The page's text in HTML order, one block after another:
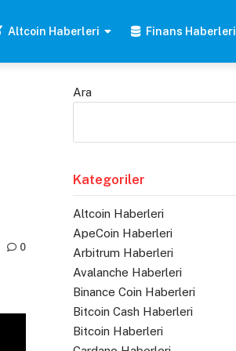
Altcoin Haberleri Finans Haberleri
0
Ara
Kategoriler
Altcoin Haberleri
ApeCoin Haberleri
Arbitrum Haberleri
Avalanche Haberleri
Binance Coin Haberleri
Bitcoin Cash Haberleri
Bitcoin Haberleri